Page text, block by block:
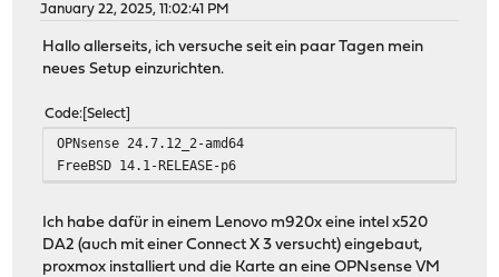
January 22, 2025, 11:02:41 PM
Hallo allerseits, ich versuche seit ein paar Tagen mein
neues Setup einzurichten.
Code Select
OPNsense 24.7.12_2-amd64
FreeBSD 14.1-RELEASE-p6
Ich habe dafür in einem Lenovo m920x eine intel x520
DA2 (auch mit einer Connect X 3 versucht) eingebaut,
proxmox installiert und die Karte an eine OPNsense VM